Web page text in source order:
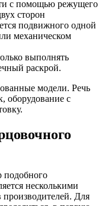
с помощью режущего
сторон
подвижного одной
механическом
выполнять
раскрой.
модели. Речь
оборудование с
подобного
несколькими
производителей. Для